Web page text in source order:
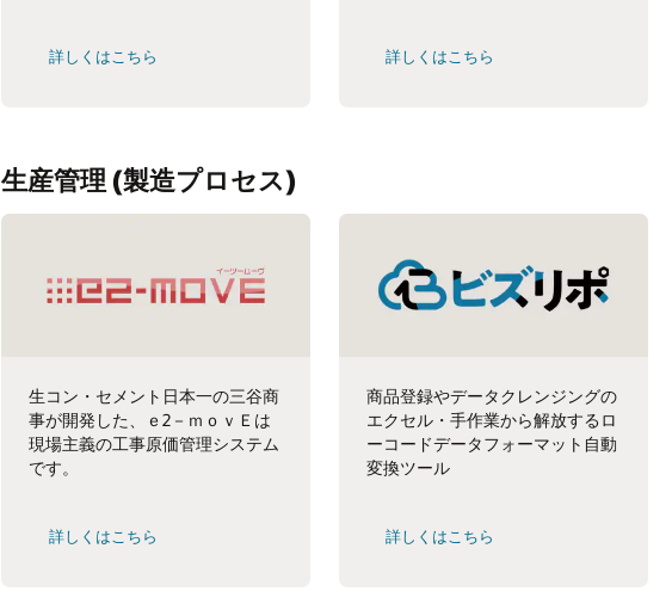
詳しくはこちら 詳しくはこちら
生産管理 (製造プロセス)
生コン・セメント日本一の三谷商
事が開発した、ｅ2－ｍｏｖＥは
現場主義の工事原価管理システム
です。
詳しくはこちら
商品登録やデータクレンジングの
エクセル・手作業から解放するロ
ーコードデータフォーマット自動
変換ツール
詳しくはこちら